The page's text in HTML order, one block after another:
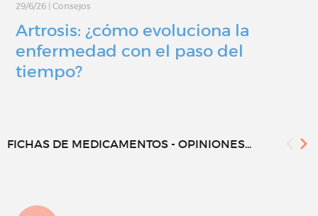
29/6/26 Consejos
Artrosis: ¿cómo evoluciona la
enfermedad con el paso del
tiempo?
FICHAS DE MEDICAMENTOS - OPINIONES...